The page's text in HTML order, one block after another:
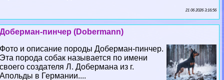
21 06 2026 3:16:56
Доберман-пинчер (Dobermann)
Фото и описание породы Доберман-пинчер.
Эта порода собак называется по имени
своего создателя Л. Добермана из г.
Апольды в Германии....